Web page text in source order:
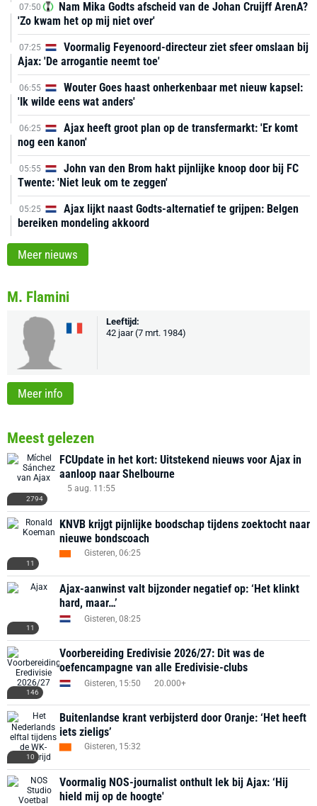
07:50
Nam Mika Godts afscheid van de Johan Cruijff ArenA?
'Zo kwam het op mij niet over'
07:25
Voormalig Feyenoord-directeur ziet sfeer omslaan bij
Ajax: 'De arrogantie neemt toe'
06:55
Wouter Goes haast onherkenbaar met nieuw kapsel:
'Ik wilde eens wat anders'
06:25
Ajax heeft groot plan op de transfermarkt: 'Er komt
nog een kanon'
05:55
John van den Brom hakt pijnlijke knoop door bij FC
Twente: 'Niet leuk om te zeggen'
05:25
Ajax lijkt naast Godts-alternatief te grijpen: Belgen
bereiken mondeling akkoord
Meer nieuws
M. Flamini
Leeftijd:
42 jaar (7 mrt. 1984)
Meer info
Meest gelezen
2794
FCUpdate in het kort: Uitstekend nieuws voor Ajax in
aanloop naar Shelbourne
5 aug. 11:55
11
KNVB krijgt pijnlijke boodschap tijdens zoektocht naar
nieuwe bondscoach
Gisteren, 06:25
11
Ajax-aanwinst valt bijzonder negatief op: ‘Het klinkt
hard, maar…’
Gisteren, 08:25
146
Voorbereiding Eredivisie 2026/27: Dit was de
oefencampagne van alle Eredivisie-clubs
Gisteren, 15:50 20.000+
10
Buitenlandse krant verbijsterd door Oranje: ‘Het heeft
iets zieligs’
Gisteren, 15:32
Voormalig NOS-journalist onthult lek bij Ajax: ‘Hij
hield mij op de hoogte'